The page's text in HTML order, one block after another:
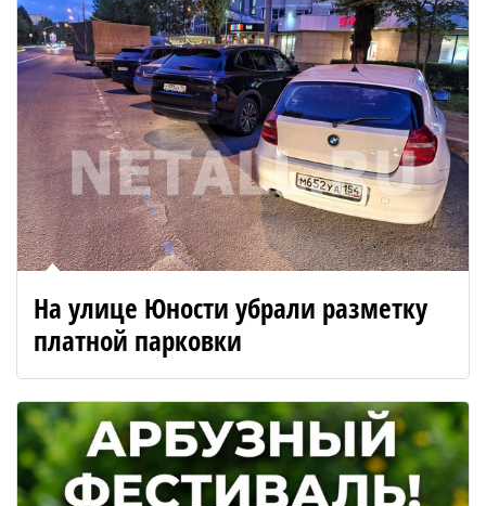
На улице Юности убрали разметку
платной парковки